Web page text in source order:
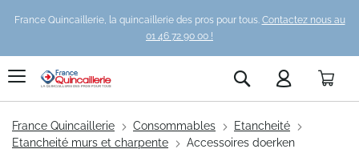
France Quincaillerie, la quincaillerie des pros pour tous. Contactez nous au
01 46 72 90 00 !
Rechercher
France Quincaillerie Consommables
Etancheité
Etancheité murs et charpente
Accessoires doerken